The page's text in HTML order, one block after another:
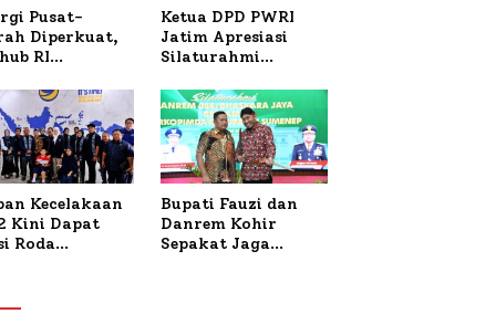
Pusat-
Diperkuat,
RI
Bahas
KM
Sentosa II
Ketua DPD PWRI
Jatim Apresiasi
Silaturahmi
dan PWRI, Sebut
Kemitraan Ideal
Polri-Pers
Kecelakaan
Kini Dapat
Roda
Bupati Fauzi dan
Danrem Kohir
Sepakat Jaga